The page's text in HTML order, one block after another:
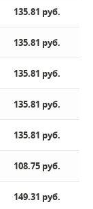
135.81 руб.
135.81 руб.
135.81 руб.
135.81 руб.
135.81 руб.
108.75 руб.
149.31 руб.